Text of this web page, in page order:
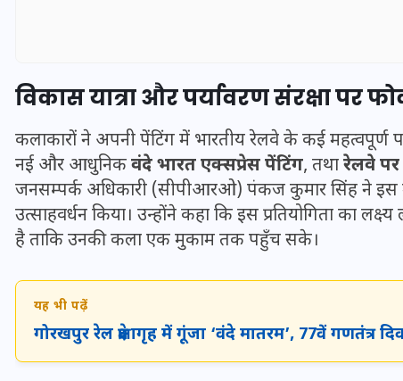
विकास यात्रा और पर्यावरण संरक्षा पर
कलाकारों ने अपनी पेंटिंग में भारतीय रेलवे के कई
नई और आधुनिकवंदे भारत एक्सप्रेस पेंटिंग, तथारेलवे पर
जनसम्पर्क अधिकारी (सीपीआरओ) पंकज कुमार सिंह ने इस
उत्साहवर्धन किया। उन्होंने कहा कि इस प्रतियोगिता का
है ताकि उनकी कला एक मुकाम तक पहुँच सके।
यह भी पढ़ें
गोरखपुर रेल प्रेक्षागृह में गूंजा ‘वंदे मातरम’, 77वें
UPSSSC Lekhpal Recruitment
2025: यूपी में लेखपाल के पदों
पर बंपर भर्ती का विज्ञापन जारी,
जानें कब से शुरू होंगे आवेदन
16 दिसम्बर 2025